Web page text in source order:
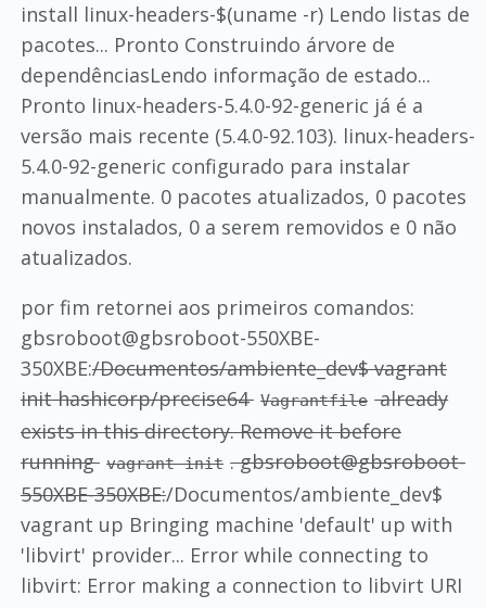
install linux-headers-$(uname -r) Lendo listas de
pacotes... Pronto Construindo árvore de
dependênciasLendo informação de estado...
Pronto linux-headers-5.4.0-92-generic já é a
versão mais recente (5.4.0-92.103). linux-headers-
5.4.0-92-generic configurado para instalar
manualmente. 0 pacotes atualizados, 0 pacotes
novos instalados, 0 a serem removidos e 0 não
atualizados.
por fim retornei aos primeiros comandos:
gbsroboot@gbsroboot-550XBE-
350XBE:/Documentos/ambiente_dev$ vagrant
init hashicorp/precise64 Vagrantfile already
exists in this directory. Remove it before
running vagrant init . gbsroboot@gbsroboot-
550XBE-350XBE:/Documentos/ambiente_dev$
vagrant up Bringing machine 'default' up with
'libvirt' provider... Error while connecting to
libvirt: Error making a connection to libvirt URI